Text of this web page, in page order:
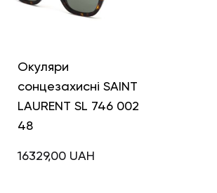
Окуляри
сонцезахисні SAINT
LAURENT SL 746 002
48
16329,00 UAH